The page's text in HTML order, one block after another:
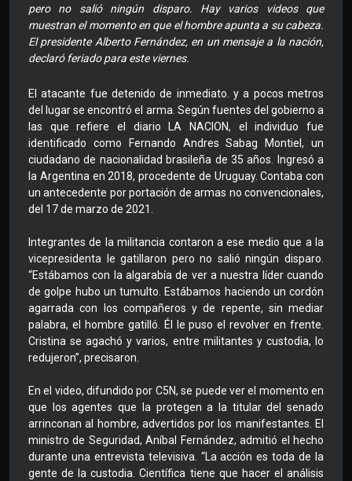
pero no salió ningún disparo. Hay varios videos que
muestran el momento en que el hombre apunta a su cabeza.
El presidente Alberto Fernández, en un mensaje a la nación,
declaró feriado para este viernes.
El atacante fue detenido de inmediato. y a pocos metros
del lugar se encontró el arma. Según fuentes del gobierno a
las que refiere el diario LA NACION, el individuo fue
identificado como Fernando Andres Sabag Montiel, un
ciudadano de nacionalidad brasileña de 35 años. Ingresó a
la Argentina en 2018, procedente de Uruguay. Contaba con
un antecedente por portación de armas no convencionales,
del 17 de marzo de 2021.
Integrantes de la militancia contaron a ese medio que a la
vicepresidenta le gatillaron pero no salió ningún disparo.
“Estábamos con la algarabía de ver a nuestra líder cuando
de golpe hubo un tumulto. Estábamos haciendo un cordón
agarrada con los compañeros y de repente, sin mediar
palabra, el hombre gatilló. Él le puso el revolver en frente.
Cristina se agachó y varios, entre militantes y custodia, lo
redujeron”, precisaron.
En el video, difundido por C5N, se puede ver el momento en
que los agentes que la protegen a la titular del senado
arrinconan al hombre, advertidos por los manifestantes. El
ministro de Seguridad, Aníbal Fernández, admitió el hecho
durante una entrevista televisiva. “La acción es toda de la
gente de la custodia. Científica tiene que hacer el análisis